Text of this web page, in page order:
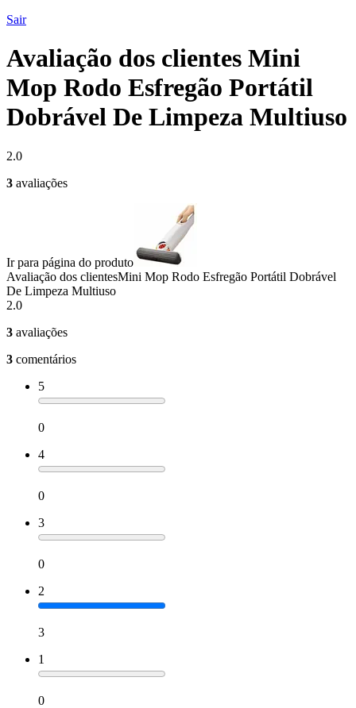
Sair
Avaliação dos clientes Mini
Mop Rodo Esfregão Portátil
Dobrável De Limpeza Multiuso
2.0
3 avaliações
Ir para página do produto
Avaliação dos clientesMini Mop Rodo Esfregão Portátil Dobrável
De Limpeza Multiuso
2.0
3 avaliações
3 comentários
5
0
4
0
3
0
2
3
1
0